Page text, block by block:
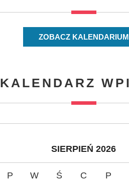
ZOBACZ KALENDARIUM
KALENDARZ
SIERPIEŃ 2026
P W Ś C P